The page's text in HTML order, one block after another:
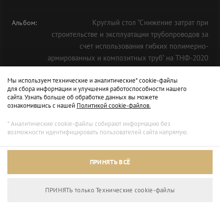
Альбом:
Круглый стол "Снижение затрат при
строительстве и эксплуатации трубопроводов за
счет использования гибких полимерно-
армированных и композитных труб" на ТНФ-2020
Мы используем технические и аналитические* cookie-файлы
для сбора информации и улучшения работоспособности нашего
сайта. Узнать больше об обработке данных вы можете
ознакомившись с нашей Политикой cookie-файлов.
* Аналитические cookie-файлы собирают информацию без
возможности идентифицировать пользователей сайта напрямую.
ПРИНЯТЬ ВСЁ
ПРИНЯТЬ только Технические сookie-файлы